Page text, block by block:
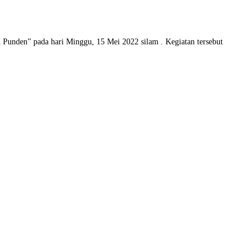
pada hari Minggu, 15 Mei 2022 silam . Kegiatan tersebut